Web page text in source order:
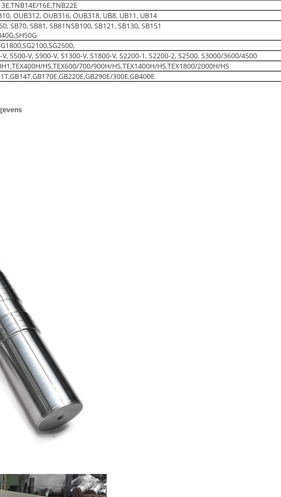
16E,TNB22E
OUB312, OUB316, OUB318, UB8, UB11, UB14
SB70, SB81, SB81NSB100, SB121, SB130, SB151
S500-V, S900-V, S1300-V, S1800-V, S2200-1, S2200-2, S2500, S3000/3600/4500
HS,TEX600/700/900H/HS,TEX1400H/HS,TEX1800/2000H/HS
300E,GB400E